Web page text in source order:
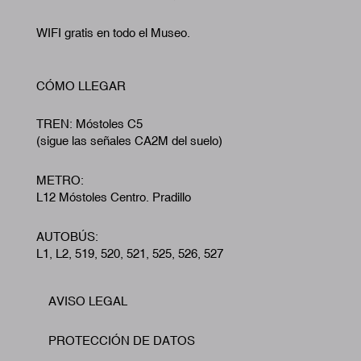
WIFI gratis en todo el Museo.
CÓMO LLEGAR
TREN: Móstoles C5
(sigue las señales CA2M del suelo)
METRO:
L12 Móstoles Centro. Pradillo
AUTOBÚS:
L1, L2, 519, 520, 521, 525, 526, 527
Footer
AVISO LEGAL
PROTECCIÓN DE DATOS